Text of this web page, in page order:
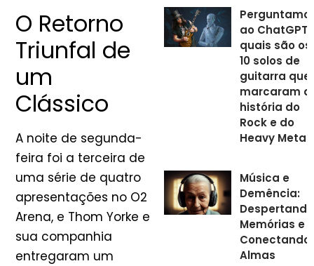
O Retorno
Triunfal de
um
Clássico
A noite de segunda-
feira foi a terceira de
uma série de quatro
apresentações no O2
Arena, e Thom Yorke e
sua companhia
entregaram um
ao ChatGPT
quais são os
10 solos de
guitarra que
marcaram a
história do
Rock e do
Heavy Metal
Música e
Demência:
Despertando
Memórias e
Conectando
Almas